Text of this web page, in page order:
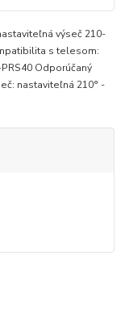
výseč 210-
s telesom:
Odporúčaný
nastaviteľná 210° -